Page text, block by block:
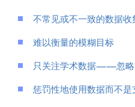
不常见或不一致的数据收
难以衡量的模糊目标
只关注学术数据——忽略
惩罚性地使用数据而不是